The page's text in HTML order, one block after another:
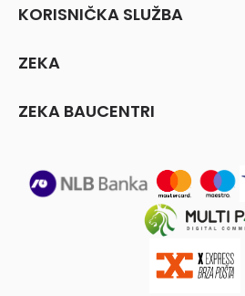
KORISNIČKA SLUŽBA
ZEKA
ZEKA BAUCENTRI